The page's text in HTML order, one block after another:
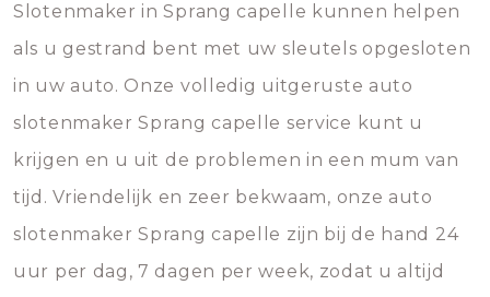
Slotenmaker in Sprang capelle kunnen helpen
als u gestrand bent met uw sleutels opgesloten
in uw auto. Onze volledig uitgeruste auto
slotenmaker Sprang capelle service kunt u
krijgen en u uit de problemen in een mum van
tijd. Vriendelijk en zeer bekwaam, onze auto
slotenmaker Sprang capelle zijn bij de hand 24
uur per dag, 7 dagen per week, zodat u altijd